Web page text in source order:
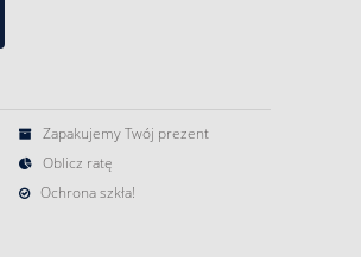
Zapakujemy Twój prezent
Oblicz ratę
Ochrona szkła!